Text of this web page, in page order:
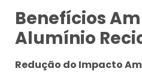
Benefícios
Alumínio
Redução do Impacto